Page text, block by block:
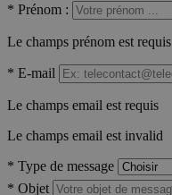
* Prénom :
Le champs prénom est requis
* E-mail
Le champs email est requis
Le champs email est invalid
* Type de message
* Objet